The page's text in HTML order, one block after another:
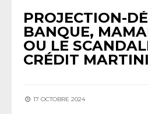
PROJECTION-
BANQUE,
OU LE
CRÉDIT
17 OCTOBRE 2024